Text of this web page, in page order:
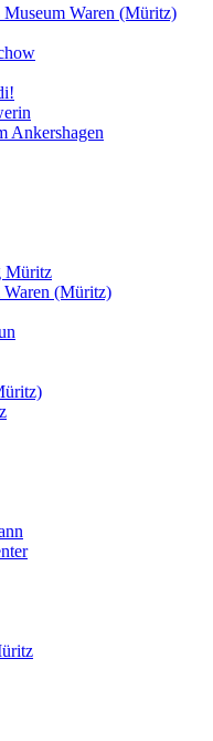
Museum Waren (Müritz)
Ankershagen
Müritz
Waren (Müritz)